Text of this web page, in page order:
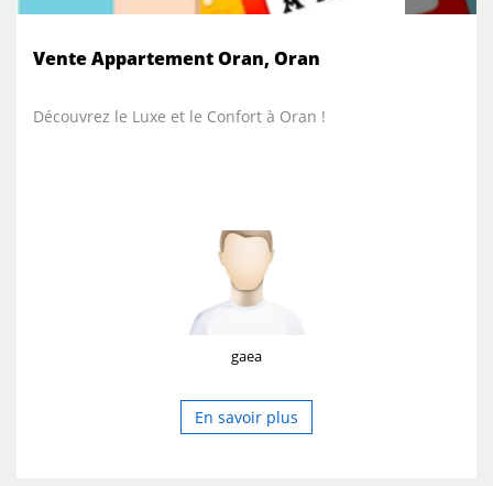
Vente Appartement Oran, Oran
Découvrez le Luxe et le Confort à Oran !
gaea
En savoir plus